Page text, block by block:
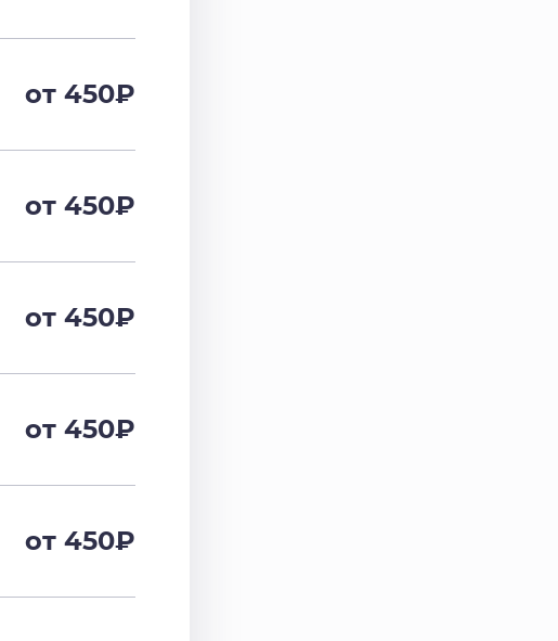
от 450₽
от 450₽
от 450₽
от 450₽
от 450₽